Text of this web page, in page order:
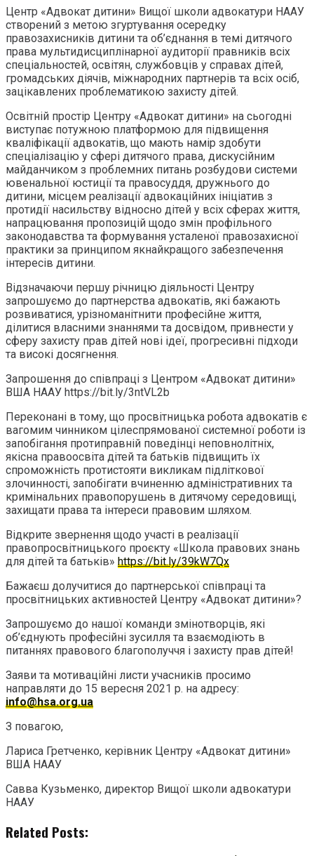
Центр «Адвокат дитини» Вищої школи адвокатури НААУ
створений з метою згуртування осередку
правозахисників дитини та об’єднання в темі дитячого
права мультидисциплінарної аудиторії правників всіх
спеціальностей, освітян, службовців у справах дітей,
громадських діячів, міжнародних партнерів та всіх осіб,
зацікавлених проблематикою захисту дітей.
Освітній простір Центру «Адвокат дитини» на сьогодні
виступає потужною платформою для підвищення
кваліфікації адвокатів, що мають намір здобути
спеціалізацію у сфері дитячого права, дискусійним
майданчиком з проблемних питань розбудови системи
ювенальної юстиції та правосуддя, дружнього до
дитини, місцем реалізації адвокаційних ініціатив з
протидії насильству відносно дітей у всіх сферах життя,
напрацювання пропозицій щодо змін профільного
законодавства та формування усталеної правозахисної
практики за принципом якнайкращого забезпечення
інтересів дитини.
Відзначаючи першу річницю діяльності Центру
запрошуємо до партнерства адвокатів, які бажають
розвиватися, урізноманітнити професійне життя,
ділитися власними знаннями та досвідом, привнести у
сферу захисту прав дітей нові ідеї, прогресивні підходи
та високі досягнення.
Запрошення до співпраці з Центром «Адвокат дитини»
ВША НААУ https://bit.ly/3ntVL2b
Переконані в тому, що просвітницька робота адвокатів є
вагомим чинником цілеспрямованої системної роботи із
запобігання протиправній поведінці неповнолітніх,
якісна правоосвіта дітей та батьків підвищить їх
спроможність протистояти викликам підліткової
злочинності, запобігати вчиненню адміністративних та
кримінальних правопорушень в дитячому середовищі,
захищати права та інтереси правовим шляхом.
Відкрите звернення щодо участі в реалізації
правопросвітницького проєкту «Школа правових знань
для дітей та батьків» https://bit.ly/39kW7Qx
Бажаєш долучитися до партнерської співпраці та
просвітницьких активностей Центру «Адвокат дитини»?
Запрошуємо до нашої команди змінотворців, які
об’єднують професійні зусилля та взаємодіють в
питаннях правового благополуччя і захисту прав дітей!
Заяви та мотиваційні листи учасників просимо
направляти до 15 вересня 2021 р. на адресу:
info@hsa.org.ua
З повагою,
Лариса Гретченко, керівник Центру «Адвокат дитини»
ВША НААУ
Савва Кузьменко, директор Вищої школи адвокатури
НААУ
Related Posts: